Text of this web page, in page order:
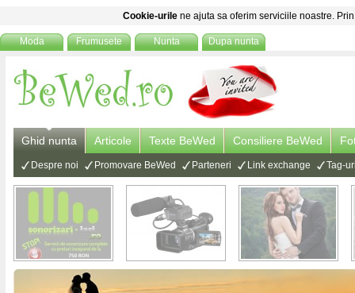
Cookie-urile ne ajuta sa oferim serviciile noastre.
Moda Frumusete Nunta Dupa nunta
Ghid nunta Articole Texte BeWed Consiliere BeWed
Despre noi Promovare BeWed Parteneri Link exchange Tag-